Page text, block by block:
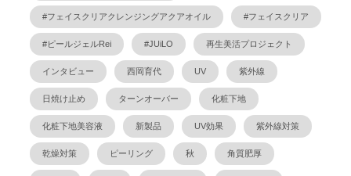
#フェイスクリアクレンジングアクアオイル #フェイスクリア
#ピールジェルRei #JUiLO 再生美活プロジェクト
インタビュー 西岡育代 UV 紫外線
日焼け止め ターンオーバー 化粧下地
化粧下地美容液 新製品 UV効果 紫外線対策
乾燥対策 ピーリング 秋 角質肥厚